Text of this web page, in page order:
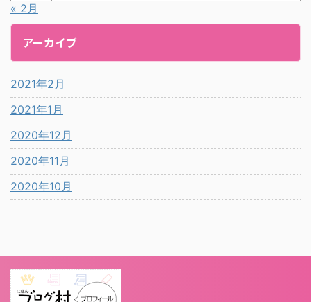
« 2月
アーカイブ
2021年2月
2021年1月
2020年12月
2020年11月
2020年10月